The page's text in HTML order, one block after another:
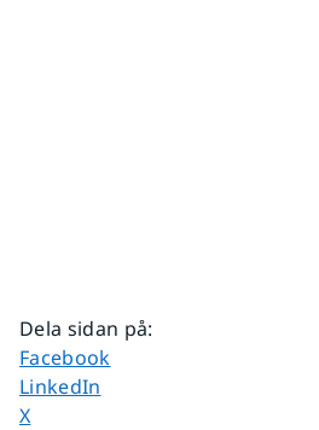
Dela sidan på:
Dela sidan på
Facebook
Dela sidan på
LinkedIn
Dela sidan på
X